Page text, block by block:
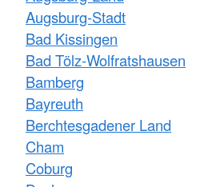
Augsburg-Stadt
Bad Kissingen
Bad Tölz-Wolfratshausen
Bamberg
Bayreuth
Berchtesgadener Land
Cham
Coburg